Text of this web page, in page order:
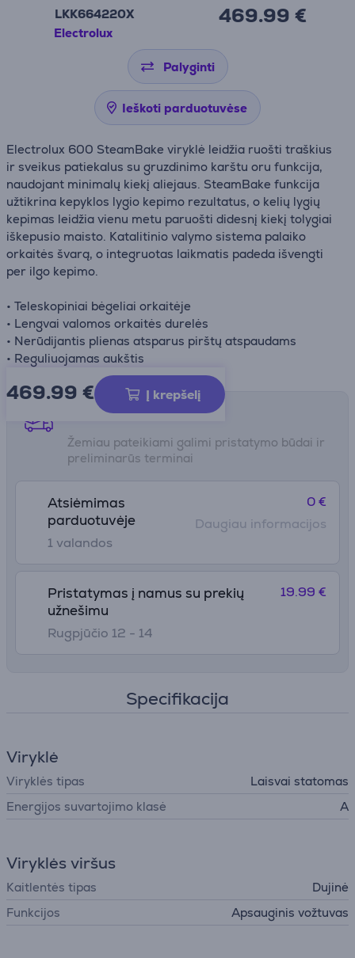
LKK664220X
Electrolux
469.99 €
Palyginti
Ieškoti parduotuvėse
Electrolux 600 SteamBake viryklė leidžia ruošti traškius
ir sveikus patiekalus su gruzdinimo karštu oru funkcija,
naudojant minimalų kiekį aliejaus. SteamBake funkcija
užtikrina kepyklos lygio kepimo rezultatus, o kelių lygių
kepimas leidžia vienu metu paruošti didesnį kiekį tolygiai
iškepusio maisto. Katalitinio valymo sistema palaiko
orkaitės švarą, o integruotas laikmatis padeda išvengti
per ilgo kepimo.
• Teleskopiniai bėgeliai orkaitėje
• Lengvai valomos orkaitės durelės
• Nerūdijantis plienas atsparus pirštų atspaudams
• Reguliuojamas aukštis
469.99 € Į krepšelį
Pristatymo būdai
Žemiau pateikiami galimi pristatymo būdai ir
preliminarūs terminai
Atsiėmimas
parduotuvėje
1 valandos
0 €
Daugiau informacijos
Pristatymas į namus su prekių
užnešimu
Rugpjūčio 12 - 14
19.99 €
Specifikacija
Viryklė
Viryklės tipas
Laisvai statomas
Energijos suvartojimo klasė
A
Viryklės viršus
Kaitlentės tipas
Dujinė
Funkcijos
Apsauginis vožtuvas